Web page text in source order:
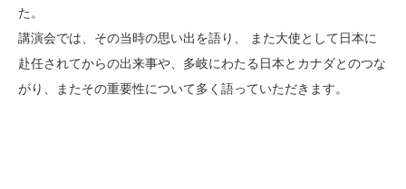
た。
講演会では、その当時の思い出を語り、 また大使として日本に
赴任されてからの出来事や、多岐にわたる日本とカナダとのつな
がり、またその重要性について多く語っていただきます。